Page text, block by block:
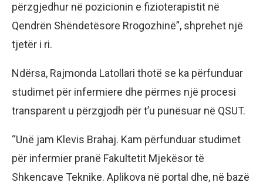
përzgjedhur në pozicionin e fizioterapistit në
Qendrën Shëndetësore Rrogozhinë”, shprehet një
tjetër i ri.
Ndërsa, Rajmonda Latollari thotë se ka përfunduar
studimet për infermiere dhe përmes një procesi
transparent u përzgjodh për t’u punësuar në QSUT.
“Unë jam Klevis Brahaj. Kam përfunduar studimet
për infermier pranë Fakultetit Mjekësor të
Shkencave Teknike. Aplikova në portal dhe, në bazë